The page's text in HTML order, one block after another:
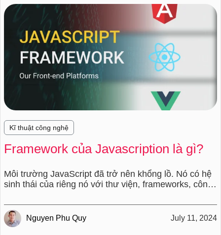
Framework của Javascription là gì?
Kĩ thuật công nghệ
Môi trường JavaScript đã trở nên khổng lồ. Nó có hệ
sinh thái của riêng nó với thư viện, frameworks, công
dịch ra JavaScript.
Nguyen Phu Quy July 11, 2024